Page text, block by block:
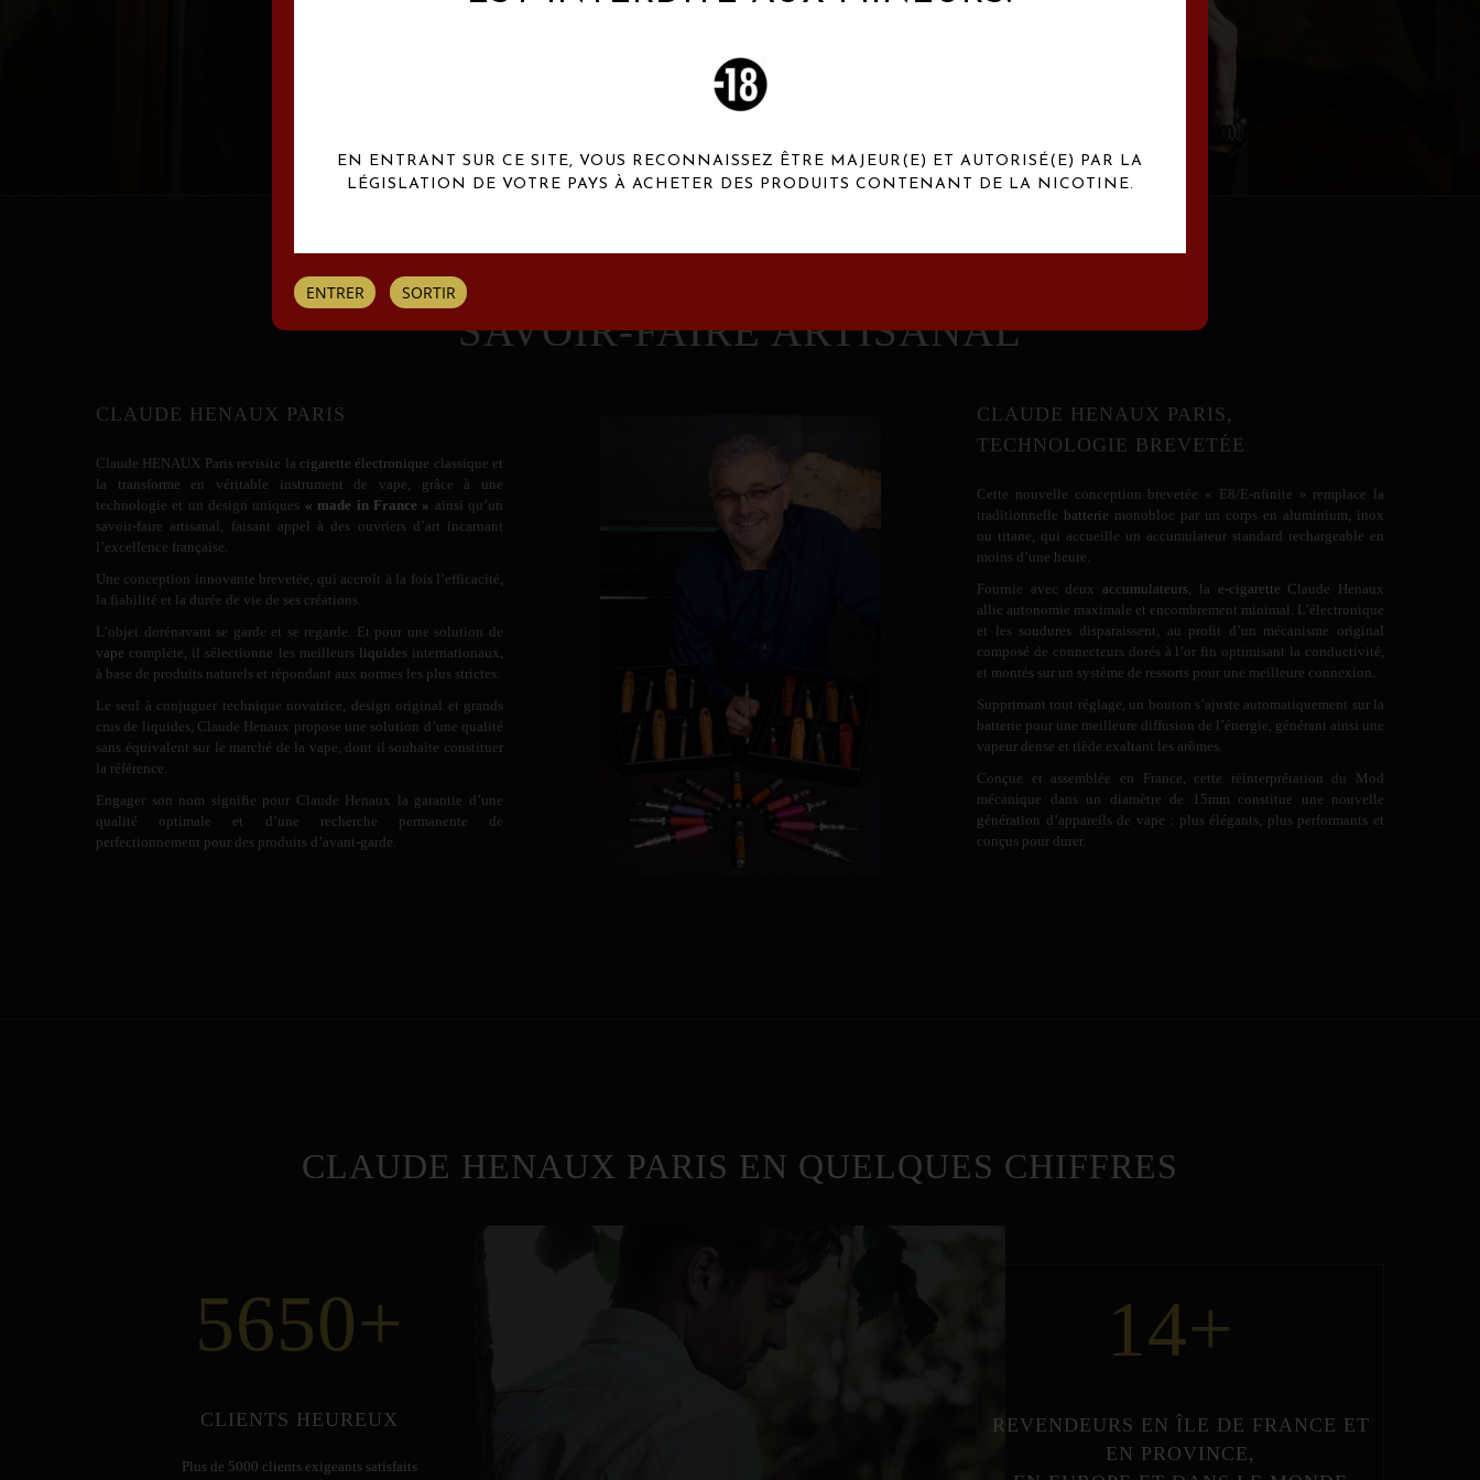
SAVOIR-FAIRE ARTISANAL
CLAUDE HENAUX PARIS
Claude HENAUX Paris revisite la cigarette électronique classique et
la transforme en véritable instrument de vape, grâce à une
technologie et un design uniques « made in France » ainsi qu’un
savoir-faire artisanal, faisant appel à des ouvriers d’art incarnant
l’excellence française.
Une conception innovante brevetée, qui accroît à la fois l’efficacité,
la fiabilité et la durée de vie de ses créations.
L’objet dorénavant se garde et se regarde. Et pour une solution de
vape complète, il sélectionne les meilleurs liquidesinternationaux,
à base de produits naturels et répondant aux normes les plus strictes.
Le seul à conjuguer technique novatrice, design original et grands
crus de liquides, Claude Henaux propose une solution d’une qualité
sans équivalent sur le marché de la vape, dont il souhaite constituer
la référence.
Engager son nom signifie pour Claude Henaux la garantie d’une
qualité optimale et d’une recherche permanente de
perfectionnement pour des produits d’avant-garde.
CLAUDE HENAUX PARIS,
TECHNOLOGIE BREVETÉE
Cette nouvelle conception brevetée « E8/E-nfinite » remplace la
traditionnelle batterie monobloc par un corps en aluminium, inox
ou titane, qui accueille un accumulateur standard rechargeable en
moins d’une heure.
Fournie avec deux accumulateurs , la e-cigarette Claude Henaux
allie autonomie maximale et encombrement minimal. L’électronique
et les soudures disparaissent, au profit d’un mécanisme original
composé de connecteurs dorés à l’or fin optimisant la conductivité,
et montés sur un système de ressorts pour une meilleure connexion.
Supprimant tout réglage, un bouton s’ajuste automatiquement sur la
batterie pour une meilleure diffusion de l’énergie, générant ainsi une
vapeur dense et tiède exaltant les arômes.
Conçue et assemblée en France, cette réinterprétation du Mod
mécanique dans un diamètre de 15mm constitue une nouvelle
génération d’appareils de vape : plus élégants, plus performants et
conçus pour durer.
CLAUDE HENAUX PARIS EN QUELQUES CHIFFRES
5650+
CLIENTS HEUREUX
Plus de 5000 clients exigeants satisfaits
14+
REVENDEURS EN ÎLE DE FRANCE ET
EN PROVINCE,
EN ENTRANT SUR CE SITE, VOUS RECONNAISSEZ ÊTRE MAJEUR(E) ET AUTORISÉ(E) PAR LA
LÉGISLATION DE VOTRE PAYS À ACHETER DES PRODUITS CONTENANT DE LA NICOTINE.
ENTRER SORTIR